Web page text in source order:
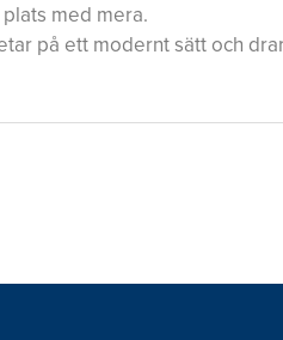
med mera.
på ett modernt sätt och